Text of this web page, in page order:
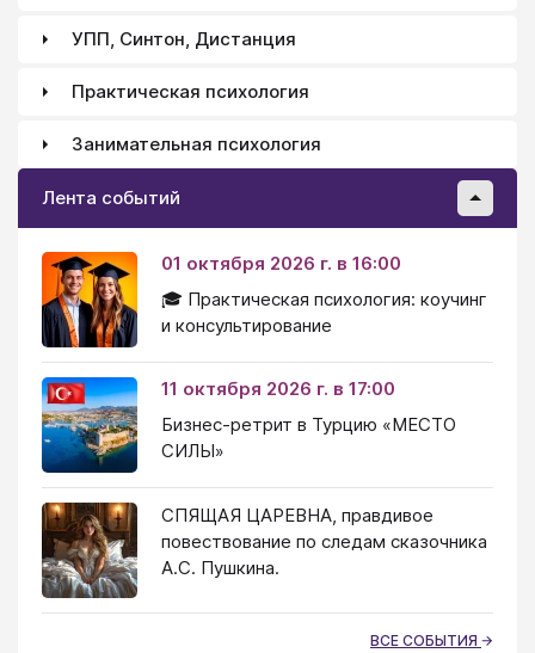
УПП, Синтон, Дистанция
Практическая психология
Занимательная психология
Лента событий
01 октября 2026 г. в 16:00
🎓 Практическая психология: коучинг
и консультирование
11 октября 2026 г. в 17:00
Бизнес-ретрит в Турцию «МЕСТО
СИЛЫ»
СПЯЩАЯ ЦАРЕВНА, правдивое
повествование по следам сказочника
А.С. Пушкина.
ВСЕ СОБЫТИЯ